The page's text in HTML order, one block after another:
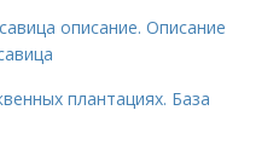
описание. Описание
плантациях. База